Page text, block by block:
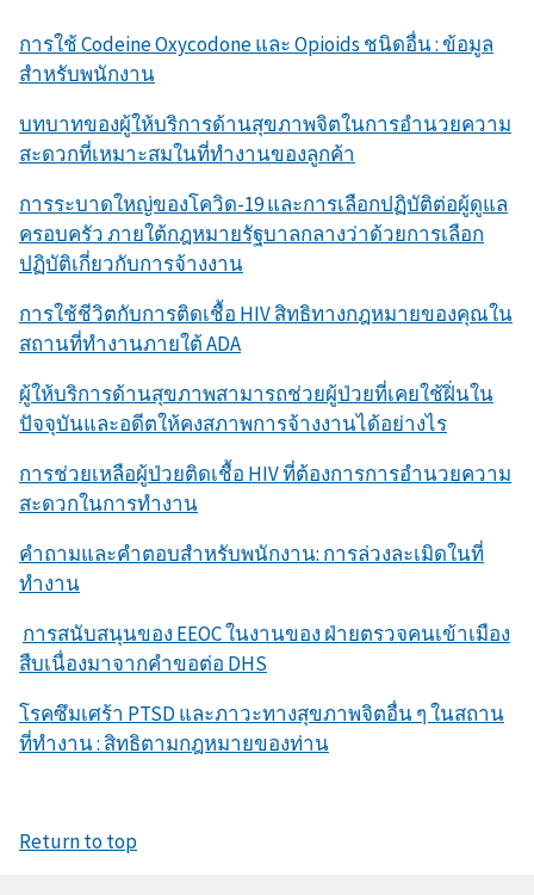
การใช้ Codeine Oxycodone และ Opioids ชนิดอื่น : ข้อมูล
สำหรับพนักงาน
บทบาทของผู้ให้บริการด้านสุขภาพจิตในการอำนวยความ
สะดวกที่เหมาะสมในที่ทำงานของลูกค้า
การระบาดใหญ่ของโควิด-19 และการเลือกปฏิบัติต่อผู้ดูแล
ครอบครัว ภายใต้กฎหมายรัฐบาลกลางว่าด้วยการเลือก
ปฏิบัติเกี่ยวกับการจ้างงาน
การใช้ชีวิตกับการติดเชื้อ HIV สิทธิทางกฎหมายของคุณใน
สถานที่ทำงานภายใต้ ADA
ผู้ให้บริการด้านสุขภาพสามารถช่วยผู้ป่วยที่เคยใช้ฝิ่นใน
ปัจจุบันและอดีตให้คงสภาพการจ้างงานได้อย่างไร
การช่วยเหลือผู้ป่วยติดเชื้อ HIV ที่ต้องการการอำนวยความ
สะดวกในการทำงาน
คำถามและคำตอบสำหรับพนักงาน: การล่วงละเมิดในที่
ทำงาน
การสนับสนุนของ EEOC ในงานของ ฝ่ายตรวจคนเข้าเมือง
สืบเนื่องมาจากคำขอต่อ DHS
โรคซึมเศร้า PTSD และภาวะทางสุขภาพจิตอื่น ๆ ในสถาน
ที่ทำงาน : สิทธิตามกฎหมายของท่าน
Return to top